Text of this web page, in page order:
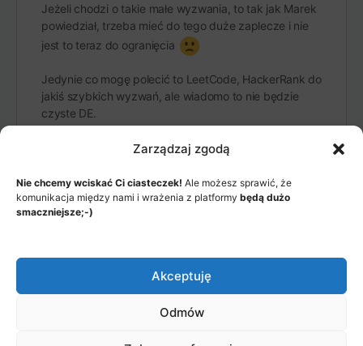
Zarządzaj zgodą
Nie chcemy wciskać Ci ciasteczek! Ale możesz sprawić, że
komunikacja między nami i wrażenia z platformy będą dużo
smaczniejsze;-)
Akceptuję
Odmów
Jeżeli chodzi o takie małe wyzwania, to tak jak Marek
powiedział, trzeba mieć do tego duże zaplecze i nie
jest to teraz do ogranięcia
Jedynie co mogę polecić to LeetCode, HackerRank do
jakiś szybkich wyzwań, ale wiadomo to nie będzie
czyste DE.
© 2026 - Akademia Big Data, Stworzone przez: Riotech Data
Factory sp. z o.o.